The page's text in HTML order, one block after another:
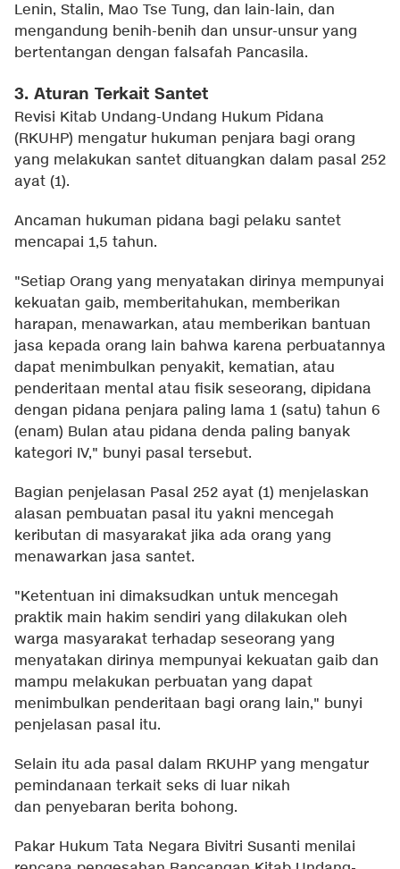
Lenin, Stalin, Mao Tse Tung, dan lain-lain, dan
mengandung benih-benih dan unsur-unsur yang
bertentangan dengan falsafah Pancasila.
3. Aturan Terkait Santet
Revisi Kitab Undang-Undang Hukum Pidana
(RKUHP) mengatur hukuman penjara bagi orang
yang melakukan santet dituangkan dalam pasal 252
ayat (1).
Ancaman hukuman pidana bagi pelaku santet
mencapai 1,5 tahun.
"Setiap Orang yang menyatakan dirinya mempunyai
kekuatan gaib, memberitahukan, memberikan
harapan, menawarkan, atau memberikan bantuan
jasa kepada orang lain bahwa karena perbuatannya
dapat menimbulkan penyakit, kematian, atau
penderitaan mental atau fisik seseorang, dipidana
dengan pidana penjara paling lama 1 (satu) tahun 6
(enam) Bulan atau pidana denda paling banyak
kategori IV," bunyi pasal tersebut.
Bagian penjelasan Pasal 252 ayat (1) menjelaskan
alasan pembuatan pasal itu yakni mencegah
keributan di masyarakat jika ada orang yang
menawarkan jasa santet.
"Ketentuan ini dimaksudkan untuk mencegah
praktik main hakim sendiri yang dilakukan oleh
warga masyarakat terhadap seseorang yang
menyatakan dirinya mempunyai kekuatan gaib dan
mampu melakukan perbuatan yang dapat
menimbulkan penderitaan bagi orang lain," bunyi
penjelasan pasal itu.
Selain itu ada pasal dalam RKUHP yang mengatur
pemindanaan terkait seks di luar nikah
dan penyebaran berita bohong.
Pakar Hukum Tata Negara Bivitri Susanti menilai